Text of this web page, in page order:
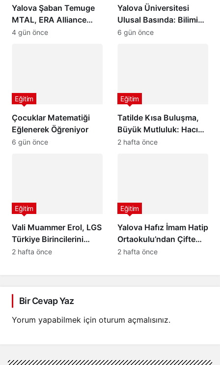
Yalova Şaban Temuge
MTAL, ERA Alliance
Avrupa Eğitim Ağına
4 gün önce
Yalova Üniversitesi
Ulusal Basında: Bilimin
Işığında Geleceğe Güçlü
6 gün önce
Çocuklar Matematiği
Eğlenerek Öğreniyor
Eğitim
6 gün önce
Tatilde Kısa Buluşma,
Büyük Mutluluk: Hacı
Ali Saruhan İlkokulu ve
Eğitim
2 hafta önce
Vali Muammer Erol, LGS
Türkiye Birincilerini
Makamında Ağırladı
Eğitim
2 hafta önce
Yalova Hafız İmam Hatip
Ortaokulu’ndan Çifte
Türkiye Birinciliği! YKS
Eğitim
2 hafta önce
Bir Cevap Yaz
Yorum yapabilmek için oturum açmalısınız.